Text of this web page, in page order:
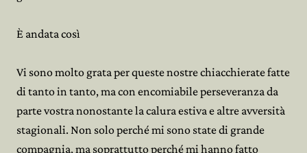
È andata così
Vi sono molto grata per queste nostre chiacchierate fatte
di tanto in tanto, ma con encomiabile perseveranza da
parte vostra nonostante la calura estiva e altre avversità
stagionali. Non solo perché mi sono state di grande
compagnia, ma soprattutto perché mi hanno fatto